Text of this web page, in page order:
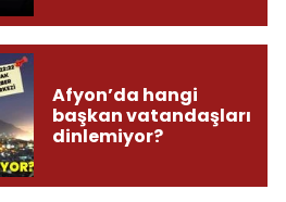
Afyon’da hangi
başkan vatandaşları
dinlemiyor?